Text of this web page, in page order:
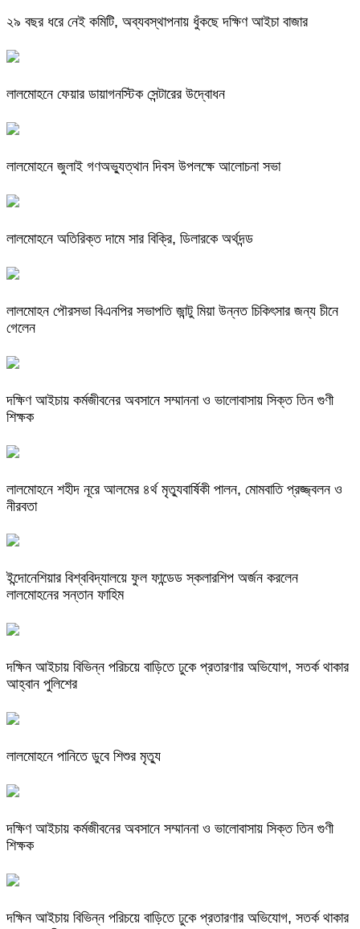
২৯ বছর ধরে নেই কমিটি, অব্যবস্থাপনায় ধুঁকছে দক্ষিণ আইচা বাজার
লালমোহনে ফেয়ার ডায়াগনস্টিক সেন্টারের উদ্বোধন
লালমোহনে জুলাই গণঅভ্যুত্থান দিবস উপলক্ষে আলোচনা সভা
লালমোহনে অতিরিক্ত দামে সার বিক্রি, ডিলারকে অর্থদন্ড
লালমোহন পৌরসভা বিএনপির সভাপতি জান্টু মিয়া উন্নত চিকিৎসার জন্য চীনে
গেলেন
দক্ষিণ আইচায় কর্মজীবনের অবসানে সম্মাননা ও ভালোবাসায় সিক্ত তিন গুণী
শিক্ষক
লালমোহনে শহীদ নূরে আলমের ৪র্থ মৃত্যুবার্ষিকী পালন, মোমবাতি প্রজ্জ্বলন ও
নীরবতা
ইন্দোনেশিয়ার বিশ্ববিদ্যালয়ে ফুল ফান্ডেড স্কলারশিপ অর্জন করলেন
লালমোহনের সন্তান ফাহিম
দক্ষিন আইচায় ‎বিভিন্ন পরিচয়ে বাড়িতে ঢুকে প্রতারণার অভিযোগ, সতর্ক থাকার
আহ্বান পুলিশের
লালমোহনে পানিতে ডুবে শিশুর মৃত্যু
দক্ষিণ আইচায় কর্মজীবনের অবসানে সম্মাননা ও ভালোবাসায় সিক্ত তিন গুণী
শিক্ষক
দক্ষিন আইচায় ‎বিভিন্ন পরিচয়ে বাড়িতে ঢুকে প্রতারণার অভিযোগ, সতর্ক থাকার